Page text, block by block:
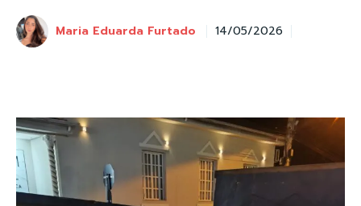
Maria Eduarda Furtado 14/05/2026